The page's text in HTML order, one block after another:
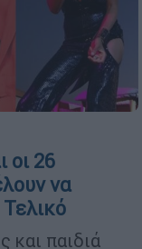
οι 26
να
και παιδιά